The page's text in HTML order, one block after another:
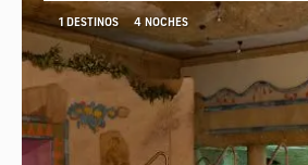
1 DESTINOS 4 NOCHES